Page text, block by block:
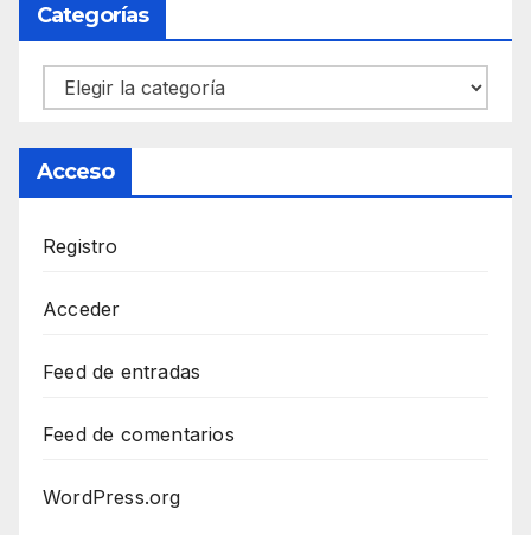
Categorías
Categorías
Acceso
Registro
Acceder
Feed de entradas
Feed de comentarios
WordPress.org